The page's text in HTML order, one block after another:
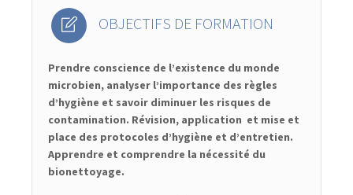
OBJECTIFS DE FORMATION
Prendre conscience de l’existence du monde
microbien, analyser l’importance des règles
d’hygiène et savoir diminuer les risques de
contamination. Révision, application et mise et
place des protocoles d’hygiène et d’entretien.
Apprendre et comprendre la nécessité du
bionettoyage.